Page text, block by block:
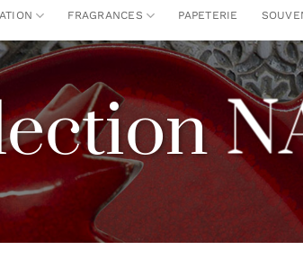
FRAGRANCES PAPETERIE